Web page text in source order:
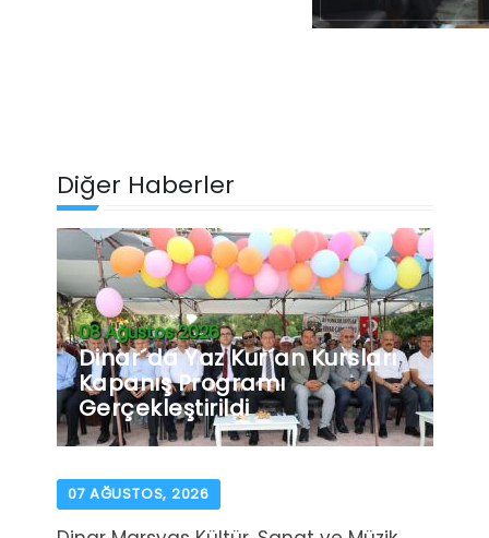
Diğer Haberler
08 Ağustos 2026
Dinar´da Yaz Kur´an Kursları
Kapanış Programı
Gerçekleştirildi
07 AĞUSTOS, 2026